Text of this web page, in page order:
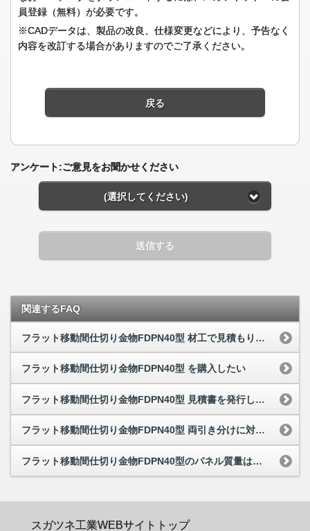
員登録（無料）が必要です。
※CADデータは、製品の改良、仕様変更などにより、予告なく
内容を改訂する場合がありますのでご了承ください。
戻る
アンケート:ご意見をお聞かせください
(選択してください)
送信する
関連するFAQ
フラット移動間仕切り金物FDPN40型 材工で見積もりできますか
フラット移動間仕切り金物FDPN40型 を購入したい
フラット移動間仕切り金物FDPN40型 見積書を発行してほしい
フラット移動間仕切り金物FDPN40型 両引き分けに対応していますか
フラット移動間仕切り金物FDPN40型のパネル質量はどのくらいですか
スガツネ工業WEBサイトトップ